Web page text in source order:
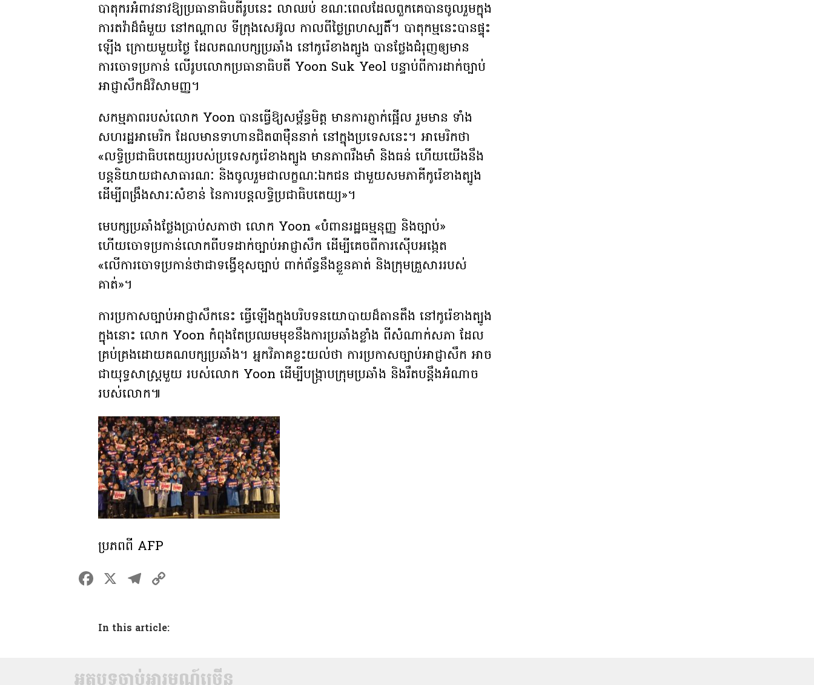
បាតុករអំពាវនាវឱ្យប្រធានាធិបតីរូបនេះ លាឈប់ ខណៈពេលដែលពួកគេបានចូលរួមក្នុង
ការតវ៉ាដ៏ធំមួយ នៅកណ្តាល ទីក្រុងសេអ៊ូល កាលពីថ្ងៃព្រហស្បតិ៍។ បាតុកម្មនេះបានផ្ទុះ
ឡើង ក្រោយមួយថ្ងៃ ដែលគណបក្សប្រឆាំង នៅកូរ៉េខាងត្បូង បានថ្លែងជំរុញឲ្យមាន
ការចោទប្រកាន់ លើរូបលោកប្រធានាធិបតី Yoon Suk Yeol បន្ទាប់ពីការដាក់ច្បាប់
អាជ្ញាសឹកដ៏វិសាមញ្ញ។
សកម្មភាពរបស់លោក Yoon បានធ្វើឱ្យសម្ព័ន្ធមិត្ត មានការភ្ញាក់ផ្អើល រួមមាន ទាំង
សហរដ្ឋអាមេរិក ដែលមានទាហានជិត៣ម៉ឺននាក់ នៅក្នុងប្រទេសនេះ។ អាមេរិកថា
«លទ្ធិប្រជាធិបតេយ្យរបស់ប្រទេសកូរ៉េខាងត្បូង មានភាពរឹងមាំ និងធន់ ហើយយើងនឹង
បន្តនិយាយជាសាធារណៈ និងចូលរួមជាលក្ខណៈឯកជន ជាមួយសមភាគីកូរ៉េខាងត្បូង
ដើម្បីពង្រឹងសារៈសំខាន់ នៃការបន្តលទ្ធិប្រជាធិបតេយ្យ»។
មេបក្សប្រឆាំងថ្លែងប្រាប់សភាថា លោក Yoon «បំពានរដ្ឋធម្មនុញ្ញ និងច្បាប់»
ហើយចោទប្រកាន់លោកពីបទដាក់ច្បាប់អាជ្ញាសឹក ដើម្បីគេចពីការស៊ើបអង្កេត
«លើការចោទប្រកាន់ថាជាទង្វើខុសច្បាប់ ពាក់ព័ន្ធនឹងខ្លួនគាត់ និងក្រុមគ្រួសាររបស់
គាត់»។
ការប្រកាសច្បាប់អាជ្ញាសឹកនេះ ធ្វើឡើងក្នុងបរិបទនយោបាយដ៏តានតឹង នៅកូរ៉េខាងត្បូង
ក្នុងនោះ លោក Yoon កំពុងតែប្រឈមមុខនឹងការប្រឆាំងខ្លាំង ពីសំណាក់សភា ដែល
គ្រប់គ្រងដោយគណបក្សប្រឆាំង។ អ្នកវិភាគខ្លះយល់ថា ការប្រកាសច្បាប់អាជ្ញាសឹក អាច
ជាយុទ្ធសាស្រ្តមួយ របស់លោក Yoon ដើម្បីបង្ក្រាបក្រុមប្រឆាំង និងរឹតបន្តឹងអំណាច
របស់លោក៕
ប្រភពពី AFP
F
ce
b
o
X T
e
gr
m
y
n
In this article: